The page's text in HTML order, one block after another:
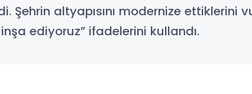
Şehrin altyapısını modernize ettiklerini
ediyoruz” ifadelerini kullandı.